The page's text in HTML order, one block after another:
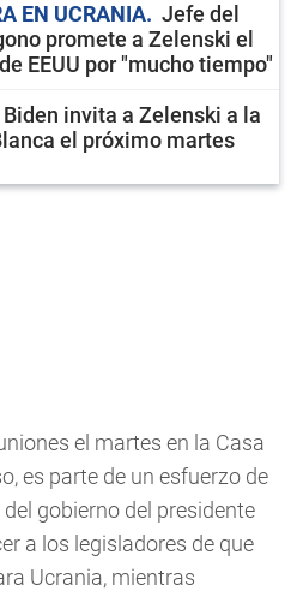
EN UCRANIA
Jefe del
promete a Zelenski el
EEUU por "mucho tiempo"
Biden invita a Zelenski a la
el próximo martes
el martes en la Casa
es parte de un esfuerzo de
gobierno del presidente
a los legisladores de que
Ucrania, mientras